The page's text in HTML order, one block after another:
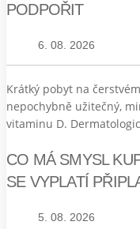
PODPOŘIT
6. 08. 2026
Krátký pobyt na
nepochybně užitečný,
vitaminu D.
CO MÁ SMYSL
SE VYPLATÍ
5. 08. 2026